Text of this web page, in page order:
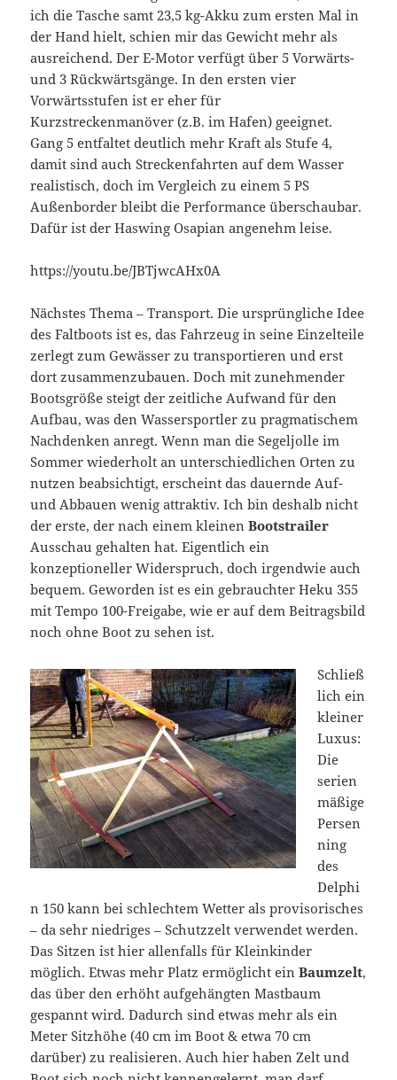
ich die Tasche samt 23,5 kg-Akku zum ersten Mal in
der Hand hielt, schien mir das Gewicht mehr als
ausreichend. Der E-Motor verfügt über 5 Vorwärts-
und 3 Rückwärtsgänge. In den ersten vier
Vorwärtsstufen ist er eher für
Kurzstreckenmanöver (z.B. im Hafen) geeignet.
Gang 5 entfaltet deutlich mehr Kraft als Stufe 4,
damit sind auch Streckenfahrten auf dem Wasser
realistisch, doch im Vergleich zu einem 5 PS
Außenborder bleibt die Performance überschaubar.
Dafür ist der Haswing Osapian angenehm leise.
https://youtu.be/JBTjwcAHx0A
Nächstes Thema – Transport. Die ursprüngliche Idee
des Faltboots ist es, das Fahrzeug in seine Einzelteile
zerlegt zum Gewässer zu transportieren und erst
dort zusammenzubauen. Doch mit zunehmender
Bootsgröße steigt der zeitliche Aufwand für den
Aufbau, was den Wassersportler zu pragmatischem
Nachdenken anregt. Wenn man die Segeljolle im
Sommer wiederholt an unterschiedlichen Orten zu
nutzen beabsichtigt, erscheint das dauernde Auf-
und Abbauen wenig attraktiv. Ich bin deshalb nicht
der erste, der nach einem kleinenBootstrailer
Ausschau gehalten hat. Eigentlich ein
konzeptioneller Widerspruch, doch irgendwie auch
bequem. Geworden ist es ein gebrauchter Heku 355
mit Tempo 100-Freigabe, wie er auf dem Beitragsbild
noch ohne Boot zu sehen ist.
Schließ
lich ein
kleiner
Luxus:
Die
serien
mäßige
Persen
ning
des
Delphi
n 150 kann bei schlechtem Wetter als provisorisches
– da sehr niedriges – Schutzzelt verwendet werden.
Das Sitzen ist hier allenfalls für Kleinkinder
möglich. Etwas mehr Platz ermöglicht einBaumzelt,
das über den erhöht aufgehängten Mastbaum
gespannt wird. Dadurch sind etwas mehr als ein
Meter Sitzhöhe (40 cm im Boot & etwa 70 cm
darüber) zu realisieren. Auch hier haben Zelt und